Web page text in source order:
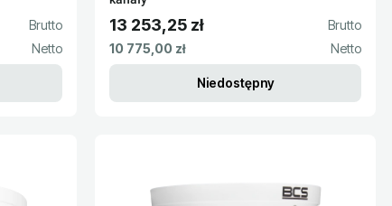
Cena brutto
13 253,25 zł
Cena netto
10 775,00 zł
Niedostępny